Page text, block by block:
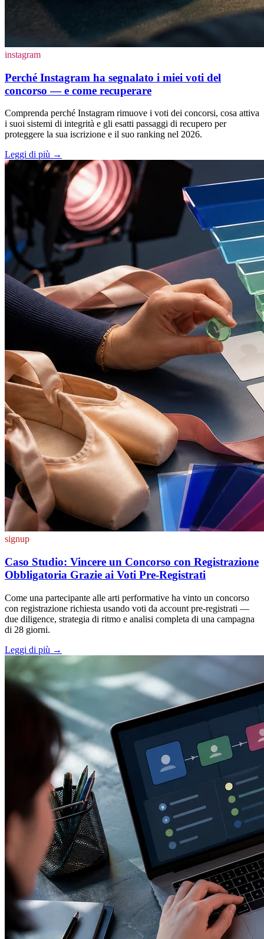
instagram
Perché Instagram ha segnalato i miei voti del
concorso — e come recuperare
Comprenda perché Instagram rimuove i voti dei concorsi, cosa attiva
i suoi sistemi di integrità e gli esatti passaggi di recupero per
proteggere la sua iscrizione e il suo ranking nel 2026.
Leggi di più →
signup
Caso Studio: Vincere un Concorso con Registrazione
Obbligatoria Grazie ai Voti Pre-Registrati
Come una partecipante alle arti performative ha vinto un concorso
con registrazione richiesta usando voti da account pre-registrati —
due diligence, strategia di ritmo e analisi completa di una campagna
di 28 giorni.
Leggi di più →